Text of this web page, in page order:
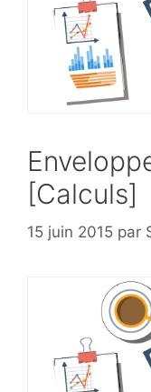
[Calculs]
15 juin 2015 par